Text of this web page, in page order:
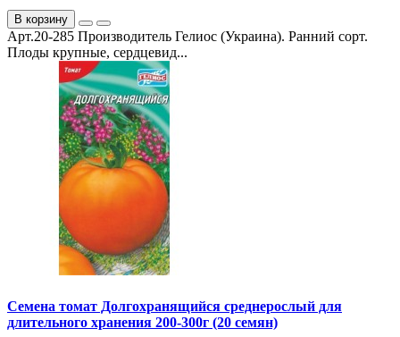
В корзину
Арт.20-285 Производитель Гелиос (Украина). Ранний сорт.
Плоды крупные, сердцевид...
Семена томат Долгохранящийся среднерослый для
длительного хранения 200-300г (20 семян)